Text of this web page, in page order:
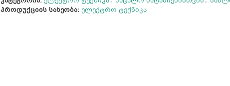
პროდუქციის სახეობა: ელექტრო ტექნიკა